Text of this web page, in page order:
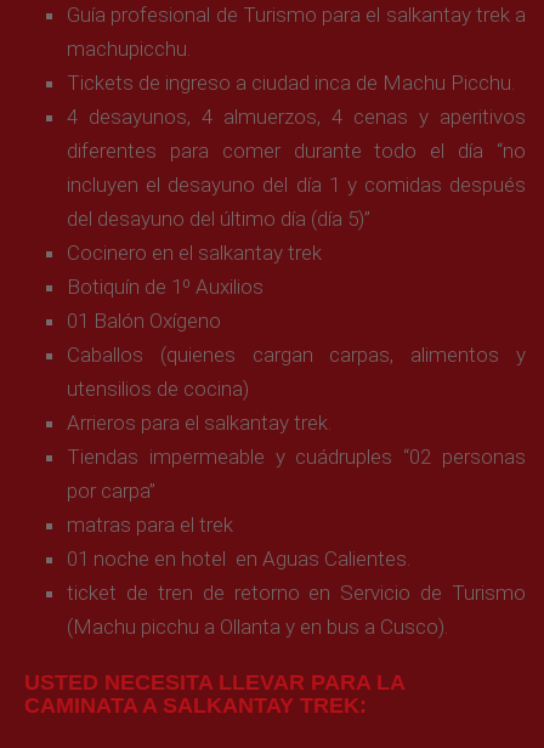
Guía profesional de Turismo para el salkantay trek a
machupicchu.
Tickets de ingreso a ciudad inca de Machu Picchu.
4 desayunos, 4 almuerzos, 4 cenas y aperitivos
diferentes para comer durante todo el día “no
incluyen el desayuno del día 1 y comidas después
del desayuno del último día (día 5)”
Cocinero en el salkantay trek
Botiquín de 1º Auxilios
01 Balón Oxígeno
Caballos (quienes cargan carpas, alimentos y
utensilios de cocina)
Arrieros para el salkantay trek.
Tiendas impermeable y cuádruples “02 personas
por carpa”
matras para el trek
01 noche en hotel en Aguas Calientes.
ticket de tren de retorno en Servicio de Turismo
(Machu picchu a Ollanta y en bus a Cusco).
USTED NECESITA LLEVAR PARA LA
CAMINATA A SALKANTAY TREK: